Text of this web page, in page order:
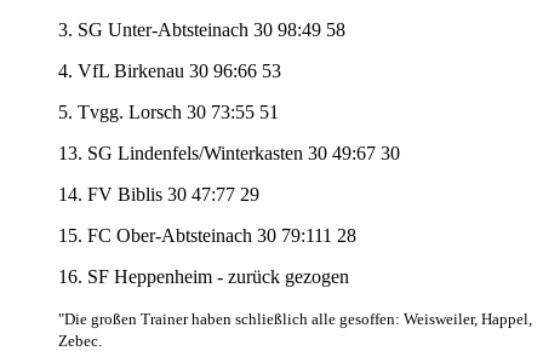
3. SG Unter-Abtsteinach 30 98:49 58
4. VfL Birkenau 30 96:66 53
5. Tvgg. Lorsch 30 73:55 51
13. SG Lindenfels/Winterkasten 30 49:67 30
14. FV Biblis 30 47:77 29
15. FC Ober-Abtsteinach 30 79:111 28
16. SF Heppenheim - zurück gezogen
"Die großen Trainer haben schließlich alle gesoffen: Weisweiler, Happel,
Zebec.